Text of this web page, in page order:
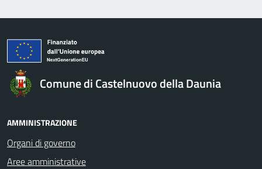
Comune di Castelnuovo della Daunia
AMMINISTRAZIONE
Organi di governo
Aree amministrative